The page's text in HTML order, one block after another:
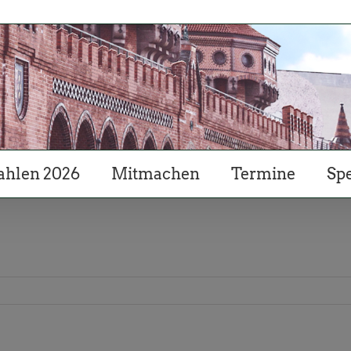
2026 Mitmachen Termine